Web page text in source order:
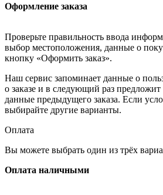
Оформление заказа
Проверьте правильность ввода
выбор местоположения, данные о
кнопку «Оформить заказ».
Наш сервис запоминает данные о
о заказе и в следующий раз
данные предыдущего заказа. Если
выбирайте другие варианты.
Оплата
Вы можете выбрать один из трёх
Оплата наличными